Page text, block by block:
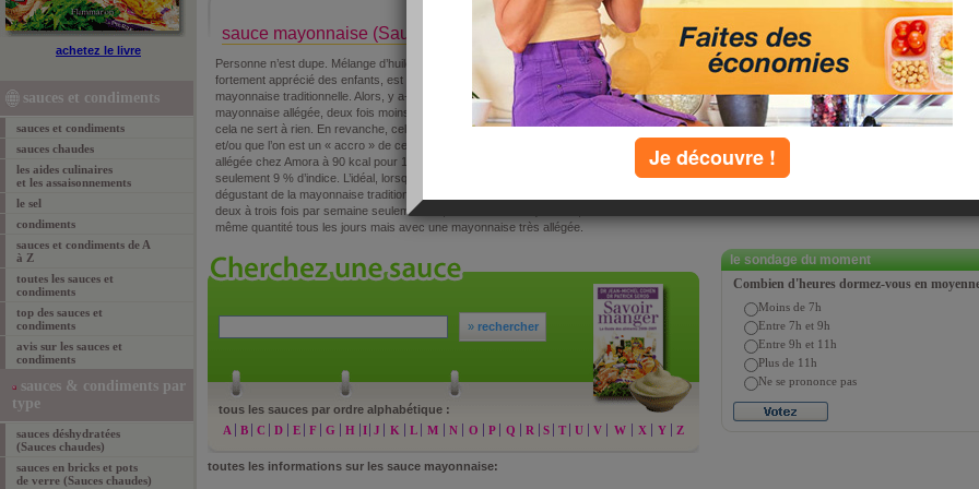
achetez le livre
sauces et condiments
sauces et condiments
sauces chaudes
les aides culinaires
et les assaisonnements
le sel
condiments
sauces et condiments de A
à Z
toutes les sauces et
condiments
top des sauces et
condiments
avis sur les sauces et
condiments
sauces & condiments par
type
sauces déshydratées
(Sauces chaudes)
sauces en bricks et pots
de verre (Sauces chaudes)
sauce mayonnaise (Sauces froides)
Personne n’est dupe. Mélange d’huile, d’oeufs et de moutarde, ce condiment onctueux,
fortement apprécié des enfants, est très riche. Plus de 700 kcal au 100 g (!) pour la
mayonnaise traditionnelle. Alors, y a-t-il véritablement un intérêt à consommer de la
mayonnaise allégée, deux fois moins calorique ? Si c’est pour en manger deux fois plus,
cela ne sert à rien. En revanche, cela peut présenter un intérêt si on suit un régime restrictif
et/ou que l’on est un « accro » de ce condiment. Il existe aujourd’hui une mayonnaise ultra-
allégée chez Amora à 90 kcal pour 100 g ou Extra-légère chez Bénédicta à 124 kcal avec
seulement 9 % d’indice. L’idéal, lorsque l’on ne peut s’en passer, est de se faire plaisir en
dégustant de la mayonnaise traditionnelle en quantité raisonnable (une cuillerée à soupe),
deux à trois fois par semaine seulement ou, si le besoin est quotidien, de consommer la
même quantité tous les jours mais avec une mayonnaise très allégée.
» rechercher
tous les sauces par ordre alphabétique :
A
B C D E F G H I J K L M N O P Q R S T U V W X Y Z
toutes les informations sur les sauce mayonnaise:
le sondage du moment
Combien d'heures dormez-vous en
Moins de 7h
Entre 7h et 9h
Entre 9h et 11h
Plus de 11h
Ne se prononce pas
Je découvre !